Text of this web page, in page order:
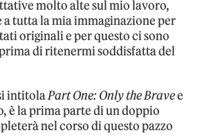
molto alte sul mio lavoro,
tutta la mia immaginazione per
originali e per questo ci sono
di ritenermi soddisfatta del
intitolaPart One: Only the Bravee
è la prima parte di un doppio
nel corso di questo pazzo